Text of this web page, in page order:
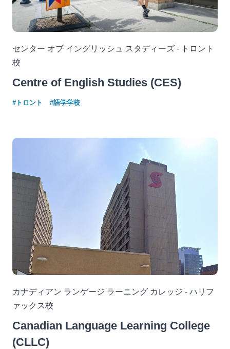
センター オブ イングリッシュ スタディーズ - トロント
校
Centre of English Studies (CES)
#トロント #語学学校
カナディアン ランゲージ ラーニング カレッジ - ハリフ
ァックス校
Canadian Language Learning College
(CLLC)